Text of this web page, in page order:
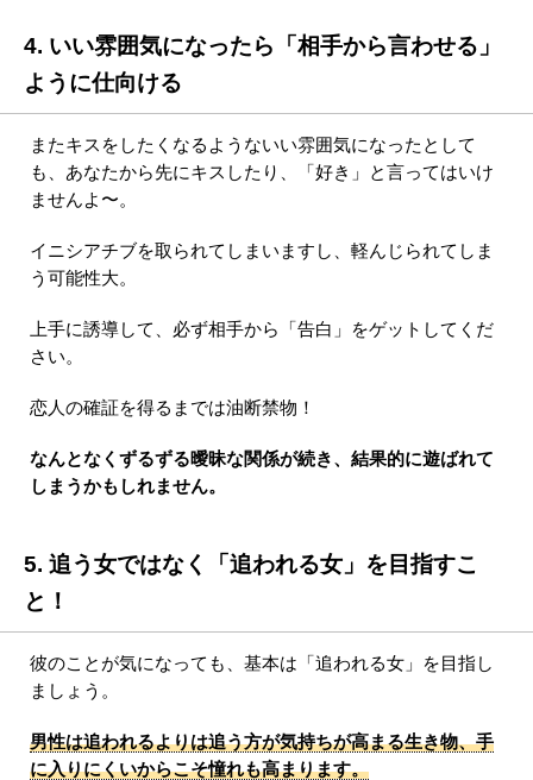
4. いい雰囲気になったら「相手から言わせる」
ように仕向ける
またキスをしたくなるようないい雰囲気になったとして
も、あなたから先にキスしたり、「好き」と言ってはいけ
ませんよ〜。
イニシアチブを取られてしまいますし、軽んじられてしま
う可能性大。
上手に誘導して、必ず相手から「告白」をゲットしてくだ
さい。
恋人の確証を得るまでは油断禁物！
なんとなくずるずる曖昧な関係が続き、結果的に遊ばれて
しまうかもしれません。
5. 追う女ではなく「追われる女」を目指すこ
と！
彼のことが気になっても、基本は「追われる女」を目指し
ましょう。
男性は追われるよりは追う方が気持ちが高まる生き物、手
に入りにくいからこそ憧れも高まります。